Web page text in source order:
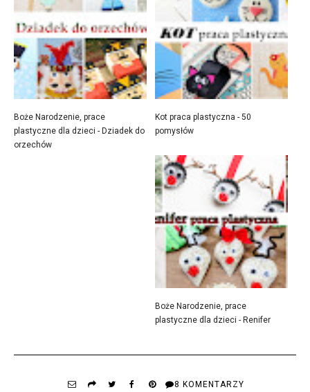
Boże Narodzenie, prace
plastyczne dla dzieci - Dziadek do
orzechów
Kot praca plastyczna - 50
pomysłów
Boże Narodzenie, prace
plastyczne dla dzieci - Renifer
8 KOMENTARZY